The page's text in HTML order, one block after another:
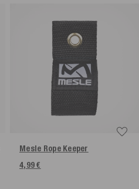
Mesle Rope Keeper
4,99 €